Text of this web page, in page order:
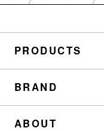
PRODUCTS
BRAND
ABOUT